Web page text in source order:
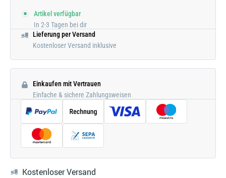
Artikel verfügbar
In 2-3 Tagen bei dir
Lieferung per Versand
Kostenloser Versand inklusive
Einkaufen mit Vertrauen
Einfache & sichere Zahlungsweisen
Kostenloser Versand